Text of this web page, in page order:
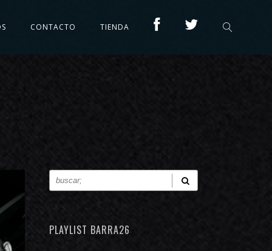
CONTACTO TIENDA
PLAYLIST BARRA26